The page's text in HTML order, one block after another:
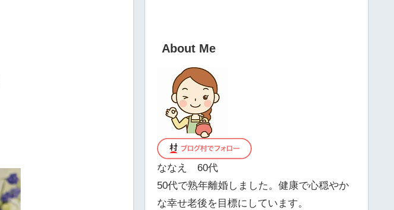
About Me
ななえ 60代
50代で熟年離婚しました。健康で心穏やか
な幸せ老後を目標にしています。